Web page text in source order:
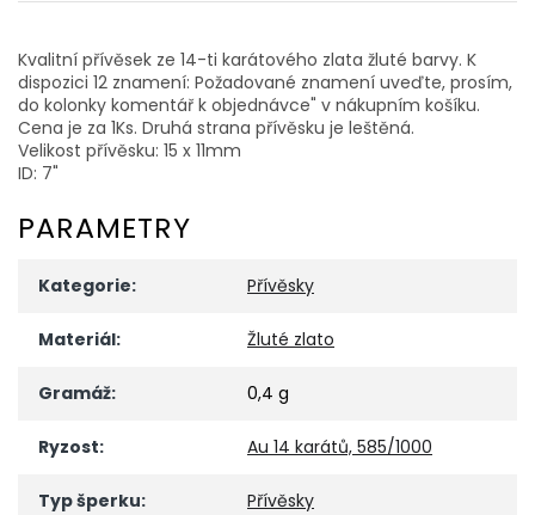
Kvalitní přívěsek ze 14-ti karátového zlata žluté barvy. K
dispozici 12 znamení: Požadované znamení uveďte, prosím,
do kolonky komentář k objednávce" v nákupním košíku.
Cena je za 1Ks. Druhá strana přívěsku je leštěná.
Velikost přívěsku: 15 x 11mm
ID: 7"
PARAMETRY
Kategorie: Přívěsky
Materiál: Žluté zlato
Gramáž: 0,4 g
Ryzost: Au 14 karátů, 585/1000
Typ šperku: Přívěsky